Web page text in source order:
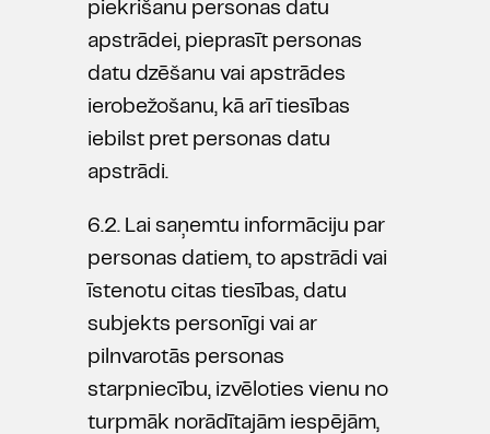
piekrišanu personas datu
apstrādei, pieprasīt personas
datu dzēšanu vai apstrādes
ierobežošanu, kā arī tiesības
iebilst pret personas datu
apstrādi.
6.2. Lai saņemtu informāciju par
personas datiem, to apstrādi vai
īstenotu citas tiesības, datu
subjekts personīgi vai ar
pilnvarotās personas
starpniecību, izvēloties vienu no
turpmāk norādītajām iespējām,